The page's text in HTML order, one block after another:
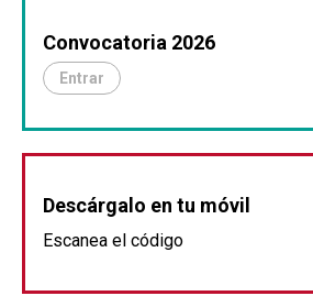
Convocatoria 2026
Entrar
Descárgalo en tu móvil
Escanea el código